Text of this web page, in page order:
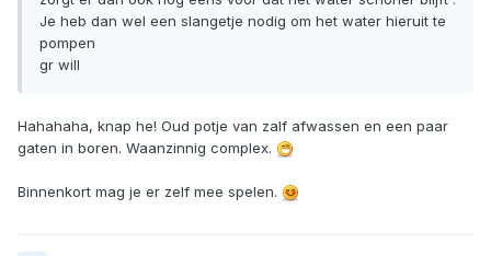
Je heb dan wel een slangetje nodig om het water hieruit te
pompen
gr will
Hahahaha, knap he! Oud potje van zalf afwassen en een paar
gaten in boren. Waanzinnig complex.
Binnenkort mag je er zelf mee spelen.